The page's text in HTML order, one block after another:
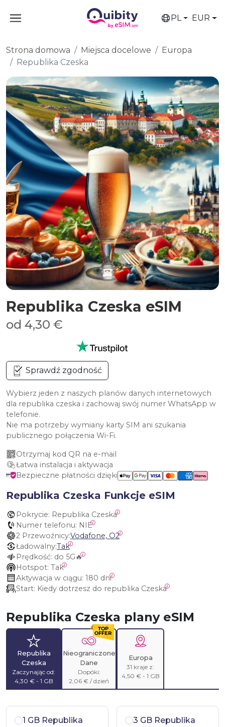
PL EUR
Strona domowa Miejsca docelowe
Europa
Republika Czeska
Republika Czeska eSIM
od 4,30 €
Sprawdź zgodność
Wybierz jeden z naszych planów danych internetowych
dla republika czeska i zachowaj swój numer WhatsApp w
telefonie.
Nie ma potrzeby wymiany karty SIM ani szukania
publicznego połączenia Wi-Fi.
Otrzymaj kod QR na e-mail
Łatwa instalacja i aktywacja
Bezpieczne płatności dzięki
Republika Czeska Funkcje eSIM
Pokrycie: Republika Czeska
Numer telefonu: NIE
2 Przewoźnicy:Vodafone, O2
Ładowalny:Tak
Prędkość: do 5G🔥
Hotspot: Tak
Aktywacja w ciągu: 180 dni
Start: Kiedy dotrzesz do republika Czeska
Republika Czeska plany eSIM
Republika
Czeska
Zaczynając od:
4,30 € - 1 GB
Nieograniczone
Dane
Dopóki:
2,06 € / dzień
Europa
31 kraje z:
4,50 € - 1 GB
1 GB Republika
3 GB Republika